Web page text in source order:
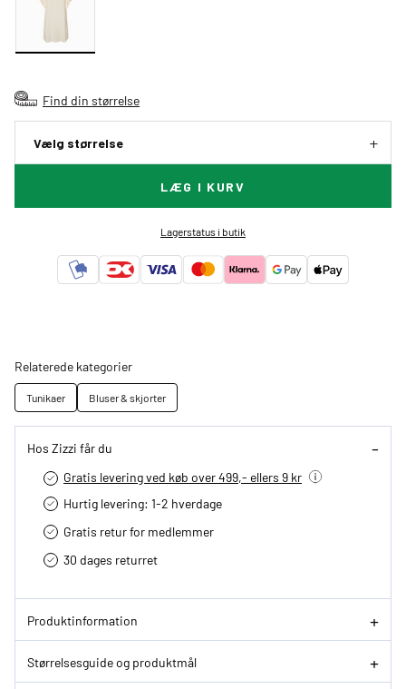
Find din størrelse
Vælg størrelse
LÆG I KURV
Lagerstatus i butik
Relaterede kategorier
Tunikaer Bluser & skjorter
Hos Zizzi får du
Gratis levering ved køb over 499,- ellers 9 kr
Hurtig levering­: 1-2 hverdage
Gratis retur for medlemmer
30 dages returret
Produktinformation
Størrelsesguide og produktmål